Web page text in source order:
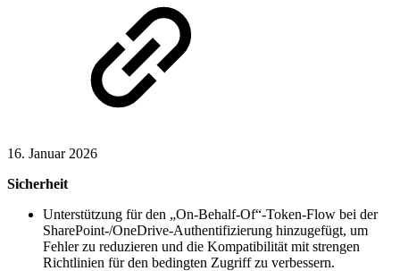
16. Januar 2026
Sicherheit
Unterstützung für den „On-Behalf-Of“-Token-Flow bei der
SharePoint-/OneDrive-Authentifizierung hinzugefügt, um
Fehler zu reduzieren und die Kompatibilität mit strengen
Richtlinien für den bedingten Zugriff zu verbessern.